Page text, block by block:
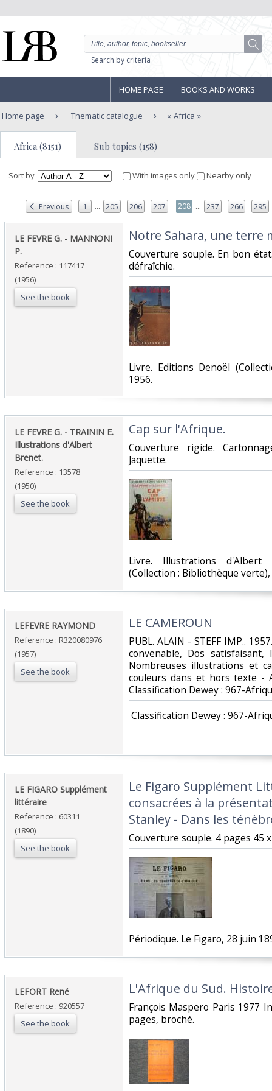
Search by criteria
HOME PAGE BOOKS AND WORKS
Home page Thematic catalogue Africa
Africa (8151) Sub topics (158)
Sort by With images only Nearby only
Previous 1 ... 205 206 207 208 ... 237 266 295
‎LE FEVRE G. - MANNONI
P. ‎
Reference : 117417
(1956)
See the book
‎Notre Sahara, une terre
‎Couverture souple. En bon
défraîchie.‎
‎Livre. Editions Denoël
1956.‎
‎LE FEVRE G. - TRAININ E.
Illustrations d'Albert
Brenet.‎
Reference : 13578
(1950)
See the book
‎Cap sur l'Afrique.‎
‎Couverture rigide.
Jaquette.‎
‎Livre. Illustrations d'Albert
(Collection : Bibliothèque verte),
‎LEFEVRE RAYMOND‎
Reference : R320080976
(1957)
See the book
‎LE CAMEROUN‎
‎PUBL. ALAIN - STEFF IMP..
convenable, Dos
Nombreuses illustrations et
couleurs dans et hors texte -
Classification Dewey : 967-
Classification Dewey : 967-
‎LE FIGARO Supplément
littéraire ‎
Reference : 60311
(1890)
See the book
‎Le Figaro Supplément
consacrées à la
Stanley - Dans les
‎Couverture souple. 4 pages 45
‎Périodique. Le Figaro, 28 juin
‎LEFORT René‎
Reference : 920557
See the book
‎L'Afrique du Sud.
‎François Maspero Paris 1977
pages, broché.‎